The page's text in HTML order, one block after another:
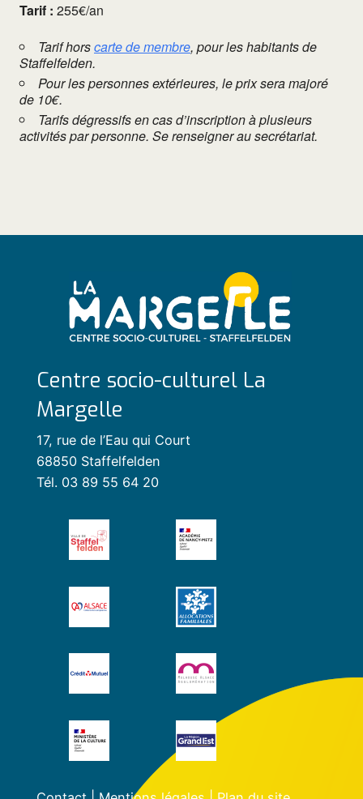
Tarif : 255€/an
Tarif horscarte de membre, pour les habitants de
Staffelfelden.
Pour les personnes extérieures, le prix sera majoré
de 10€.
Tarifs dégressifs en cas d’inscription à plusieurs
activités par personne. Se renseigner au secrétariat.
Centre socio-culturel La
Margelle
17, rue de l’Eau qui Court
68850 Staffelfelden
Tél. 03 89 55 64 20